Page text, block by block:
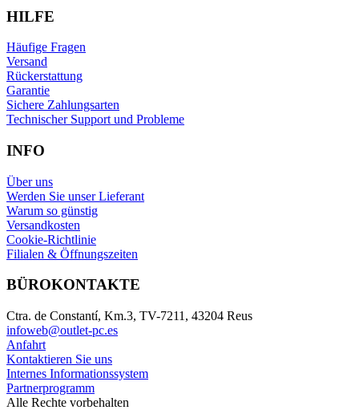
HILFE
Häufige Fragen
Versand
Rückerstattung
Garantie
Sichere Zahlungsarten
Technischer Support und Probleme
INFO
Über uns
Werden Sie unser Lieferant
Warum so günstig
Versandkosten
Cookie-Richtlinie
Filialen & Öffnungszeiten
BÜROKONTAKTE
Ctra. de Constantí, Km.3, TV-7211, 43204 Reus
infoweb@outlet-pc.es
Anfahrt
Kontaktieren Sie uns
Internes Informationssystem
Partnerprogramm
Alle Rechte vorbehalten